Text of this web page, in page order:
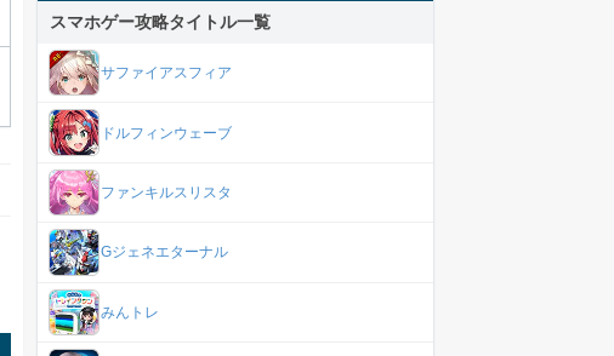
スマホゲー攻略タイトル一覧
サファイアスフィア
ドルフィンウェーブ
ファンキルスリスタ
Gジェネエターナル
みんトレ